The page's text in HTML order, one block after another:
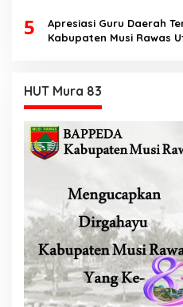
5
Apresiasi Guru Daerah
Kabupaten Musi Rawas
HUT Mura 83